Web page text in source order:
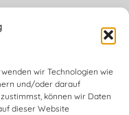
wir Technologien wie
und/oder darauf
können wir Daten
dieser Website
adipiscin